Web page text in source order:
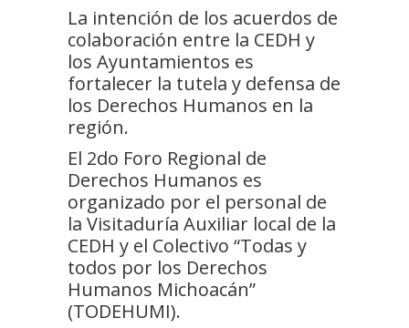
La intención de los acuerdos de
colaboración entre la CEDH y
los Ayuntamientos es
fortalecer la tutela y defensa de
los Derechos Humanos en la
región.
El 2do Foro Regional de
Derechos Humanos es
organizado por el personal de
la Visitaduría Auxiliar local de la
CEDH y el Colectivo “Todas y
todos por los Derechos
Humanos Michoacán”
(TODEHUMI).